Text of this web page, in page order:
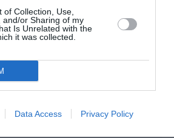
of Collection, Use,
and/or Sharing of my
Is Unrelated with the
it was collected.
Data Access Privacy Policy
!